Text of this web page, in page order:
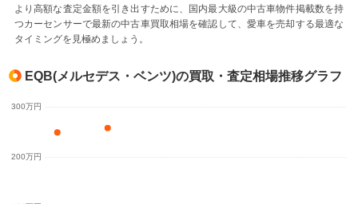
より高額な査定金額を引き出すために、国内最大級の中古車物件掲載数を持
つカーセンサーで最新の中古車買取相場を確認して、愛車を売却する最適な
タイミングを見極めましょう。
EQB(メルセデス・ベンツ)の買取・査定相場推移グラフ